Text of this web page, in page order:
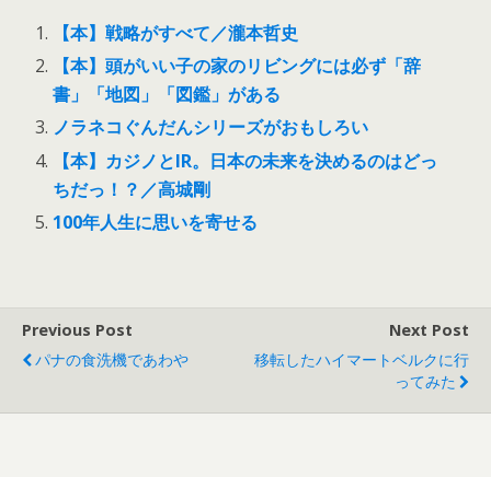
【本】戦略がすべて／瀧本哲史
【本】頭がいい子の家のリビングには必ず「辞
書」「地図」「図鑑」がある
ノラネコぐんだんシリーズがおもしろい
【本】カジノとIR。日本の未来を決めるのはどっ
ちだっ！？／高城剛
100年人生に思いを寄せる
Previous Post
パナの食洗機であわや
Next Post
移転したハイマートベルクに行
ってみた